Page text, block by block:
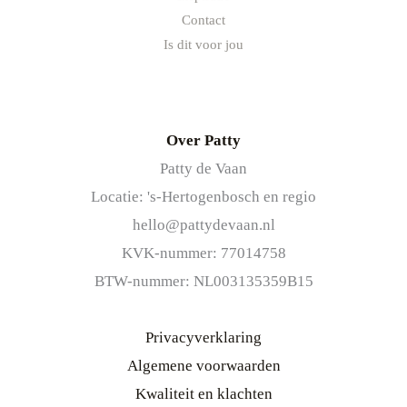
Contact
Is dit voor jou
Over Patty
Patty de Vaan
Locatie: 's-Hertogenbosch en regio
hello@pattydevaan.nl
KVK-nummer: 77014758
BTW-nummer: NL003135359B15
Privacyverklaring
Algemene voorwaarden
Kwaliteit en klachten